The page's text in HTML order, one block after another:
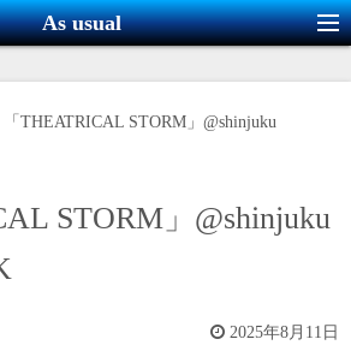
As usual
「THEATRICAL STORM」@shinjuku
STORM」@shinjuku
2025年8月11日